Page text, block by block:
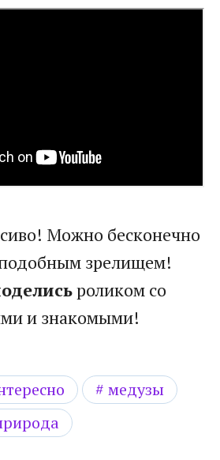
Можно бесконечно
зрелищем!
роликом со
и знакомыми!
медузы